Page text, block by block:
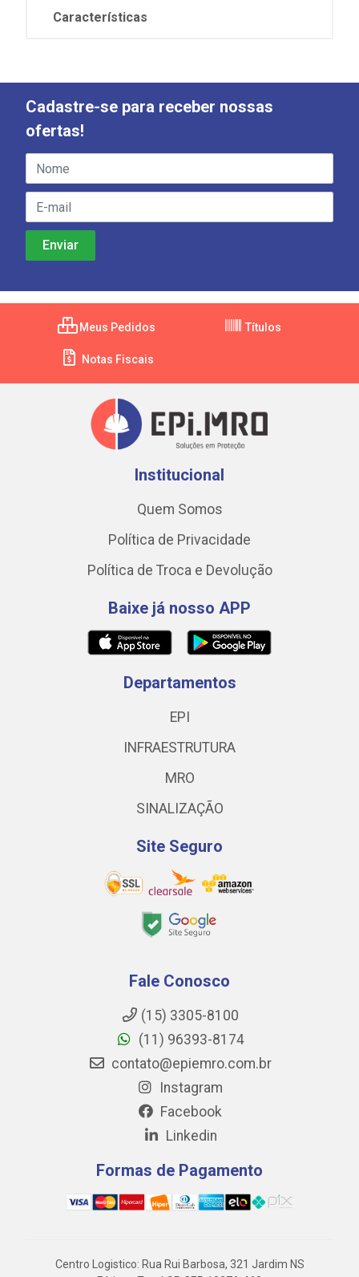
Características
Cadastre-se para receber nossas
ofertas!
Meus Pedidos Títulos
Notas Fiscais
Institucional
Quem Somos
Política de Privacidade
Política de Troca e Devolução
Baixe já nosso APP
Departamentos
EPI
INFRAESTRUTURA
MRO
SINALIZAÇÃO
Site Seguro
Fale Conosco
(15) 3305-8100
(11) 96393-8174
contato@epiemro.com.br
Instagram
Facebook
Linkedin
Formas de Pagamento
Centro Logistico: Rua Rui Barbosa, 321 Jardim NS